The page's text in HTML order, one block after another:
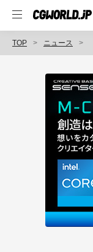
TOP ニュース